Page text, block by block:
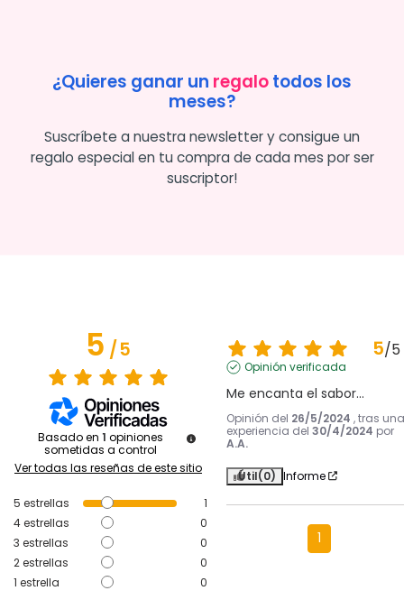
¿Quieres ganar un regalotodos los
meses?
Suscríbete a nuestra newsletter y consigue un
regalo especial en tu compra de cada mes por ser
suscriptor!
5/5
Basado en 1 opiniones
sometidas a control
Ver todas las reseñas de este sitio
5 estrellas
1
4estrellas
0
3 estrellas
0
2estrellas
0
1 estrella 0
5/5
Opinión verificada
Me encanta el sabor...
Opinión del 26/5/2024 , tras una
experiencia del 30/4/2024 por
A.A.
Útil(0) Informe
1